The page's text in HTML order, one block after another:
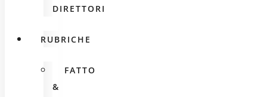
DIRETTORI
RUBRICHE
FATTO
&